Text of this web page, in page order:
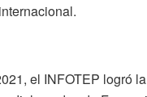
el INFOTEP logró